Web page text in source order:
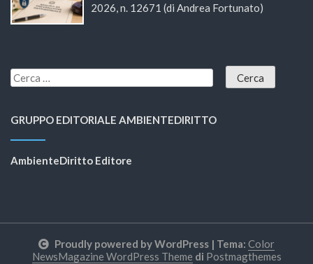
2026, n. 12671 (di Andrea Fortunato)
GRUPPO EDITORIALE AMBIENTEDIRITTO
AmbienteDiritto Editore
Proudly powered by WordPress | Tema: Color
NewsMagazine WordPress Theme di Postmagthemes